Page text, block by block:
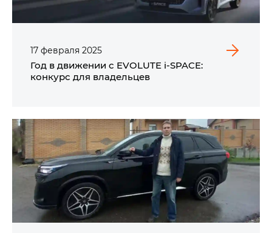
17 февраля 2025
Год в движении с EVOLUTE i‑SPACE:
конкурс для владельцев